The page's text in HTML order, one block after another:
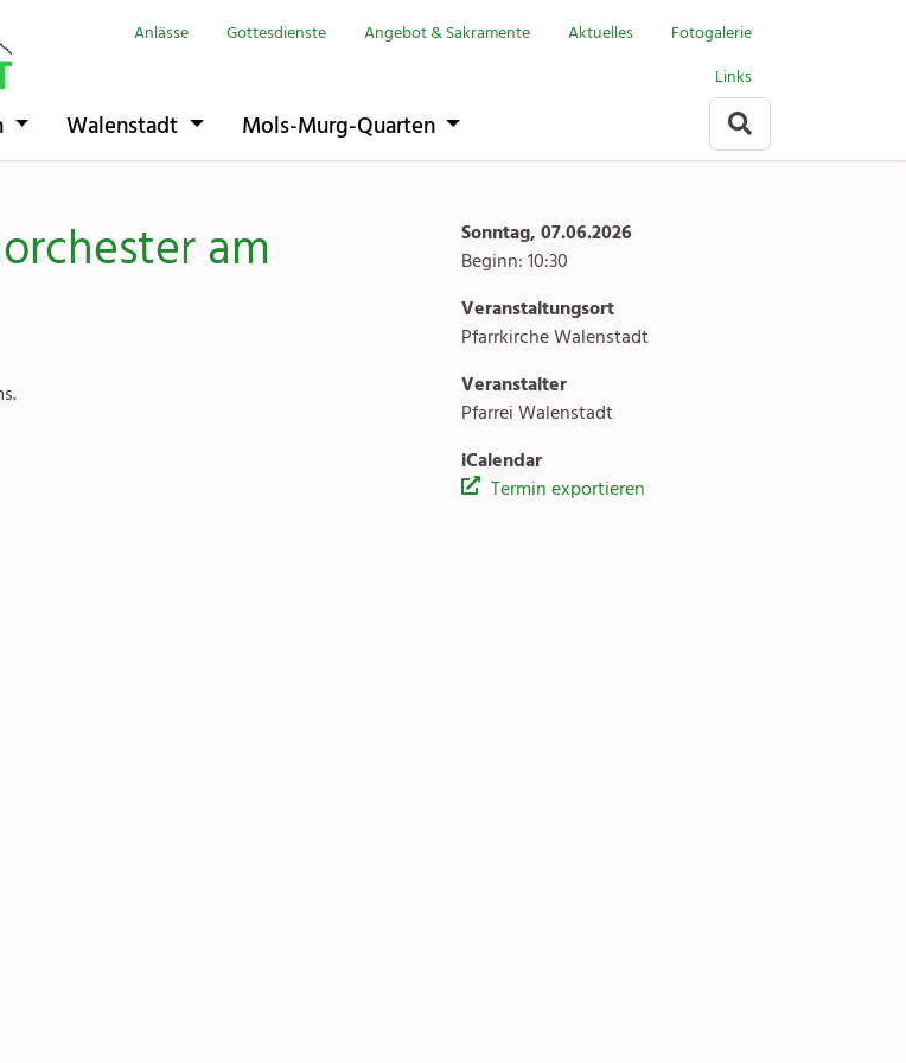
Anlässe Gottesdienste Angebot & Sakramente Aktuelles
Fotogalerie
Links
Walenstadt Mols-Murg-Quarten
am
Sonntag, 07.06.2026
Beginn: 10:30
Veranstaltungsort
Pfarrkirche Walenstadt
Veranstalter
Pfarrei Walenstadt
iCalendar
Termin exportieren
Menu
Walenstadt
Walenstadt
Kontakte
Gremien & Räte
Aktuelles & Fotogalerien
Kirchen & Kapellen